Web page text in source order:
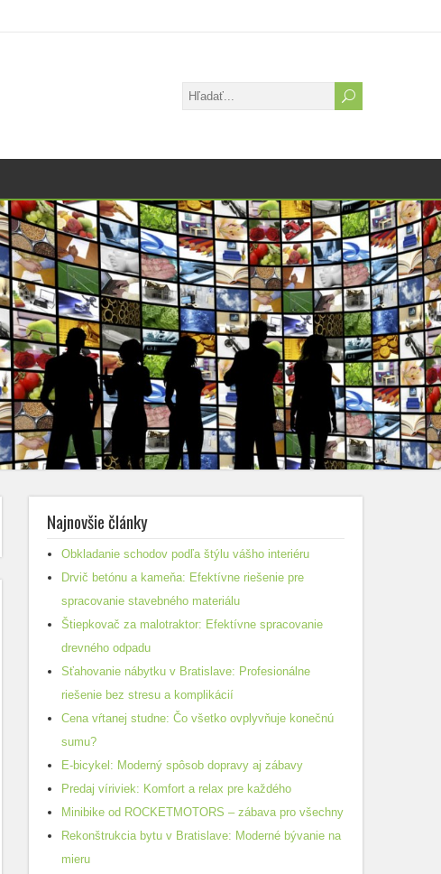
Najnovšie články
Obkladanie schodov podľa štýlu vášho interiéru
Drvič betónu a kameňa: Efektívne riešenie pre
spracovanie stavebného materiálu
Štiepkovač za malotraktor: Efektívne spracovanie
drevného odpadu
Sťahovanie nábytku v Bratislave: Profesionálne
riešenie bez stresu a komplikácií
Cena vŕtanej studne: Čo všetko ovplyvňuje konečnú
sumu?
E-bicykel: Moderný spôsob dopravy aj zábavy
Predaj víriviek: Komfort a relax pre každého
Minibike od ROCKETMOTORS – zábava pro všechny
Rekonštrukcia bytu v Bratislave: Moderné bývanie na
mieru